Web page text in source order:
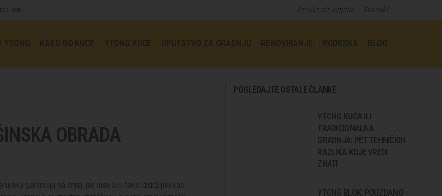
Pitajte stručnjaka Kontakt
YTONG KAKO DO KUĆE YTONG KUĆE UPUTSTVO ZA GRADNJU RENOVIRANJE PODRŠKA BLOG
OBRADA
garanciju na crep, jer nisu bili tako izdržljivi kao
POGLEDAJTE OSTALE ČLANKE
YTONG KUĆA ILI
TRADICIONALNA
GRADNJA: PET TEHNIČKIH
RAZLIKA KOJE VREDI
ZNATI
YTONG BLOK: POUZDANO